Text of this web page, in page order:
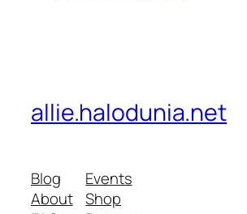
allie.halodunia.net
Blog
About
Events
Shop